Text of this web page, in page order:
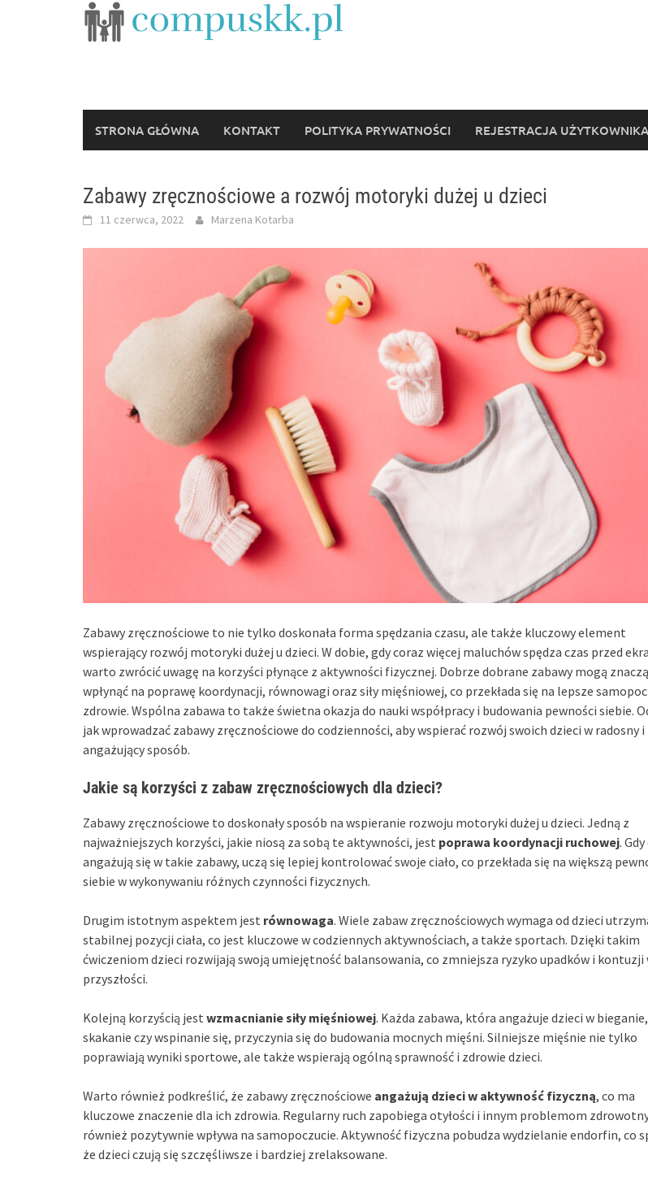
STRONA GŁÓWNA KONTAKT POLITYKA PRYWATNOŚCI REJESTRACJA UŻYTKOWNIKA
Zabawy zręcznościowe a rozwój motoryki dużej u dzieci
11 czerwca, 2022 Marzena Kotarba
Zabawy zręcznościowe to nie tylko doskonała forma spędzania czasu, ale także kluczowy element
wspierający rozwój motoryki dużej u dzieci. W dobie, gdy coraz więcej maluchów spędza czas przed
warto zwrócić uwagę na korzyści płynące z aktywności fizycznej. Dobrze dobrane zabawy mogą
wpłynąć na poprawę koordynacji, równowagi oraz siły mięśniowej, co przekłada się na lepsze
zdrowie. Wspólna zabawa to także świetna okazja do nauki współpracy i budowania pewności siebie.
jak wprowadzać zabawy zręcznościowe do codzienności, aby wspierać rozwój swoich dzieci w radosny i
angażujący sposób.
Jakie są korzyści z zabaw zręcznościowych dla dzieci?
Zabawy zręcznościowe to doskonały sposób na wspieranie rozwoju motoryki dużej u dzieci. Jedną z
najważniejszych korzyści, jakie niosą za sobą te aktywności, jest poprawa koordynacji ruchowej.
angażują się w takie zabawy, uczą się lepiej kontrolować swoje ciało, co przekłada się na większą
siebie w wykonywaniu różnych czynności fizycznych.
Drugim istotnym aspektem jest równowaga. Wiele zabaw zręcznościowych wymaga od dzieci
stabilnej pozycji ciała, co jest kluczowe w codziennych aktywnościach, a także sportach. Dzięki takim
ćwiczeniom dzieci rozwijają swoją umiejętność balansowania, co zmniejsza ryzyko upadków i kontuzji
przyszłości.
Kolejną korzyścią jest wzmacnianie siły mięśniowej. Każda zabawa, która angażuje dzieci w bieganie,
skakanie czy wspinanie się, przyczynia się do budowania mocnych mięśni. Silniejsze mięśnie nie tylko
poprawiają wyniki sportowe, ale także wspierają ogólną sprawność i zdrowie dzieci.
Warto również podkreślić, że zabawy zręcznościowe angażują dzieci w aktywność fizyczną, co ma
kluczowe znaczenie dla ich zdrowia. Regularny ruch zapobiega otyłości i innym problemom
również pozytywnie wpływa na samopoczucie. Aktywność fizyczna pobudza wydzielanie endorfin, co
że dzieci czują się szczęśliwsze i bardziej zrelaksowane.